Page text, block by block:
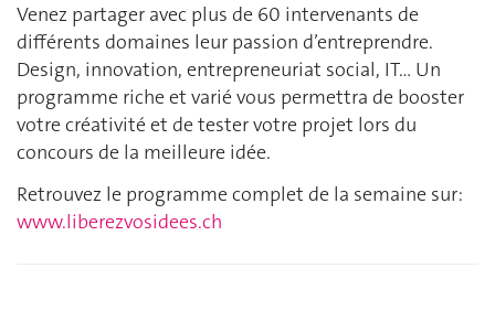
Venez partager avec plus de 60 intervenants de
différents domaines leur passion d’entreprendre.
Design, innovation, entrepreneuriat social, IT… Un
programme riche et varié vous permettra de booster
votre créativité et de tester votre projet lors du
concours de la meilleure idée.
Retrouvez le programme complet de la semaine sur:
www.liberezvosidees.ch